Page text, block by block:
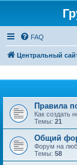
FAQ
Центральный
Правила
Как создать
Темы: 21
Общий
Форум на
Темы: 58